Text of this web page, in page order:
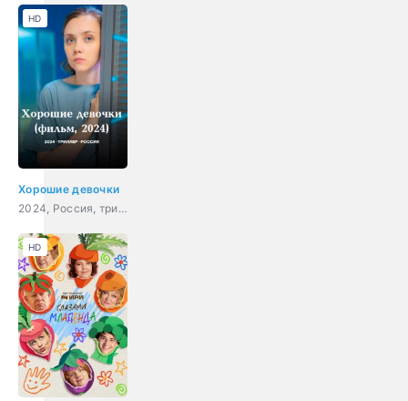
Хорошие девочки
2024, Россия, триллер
HD
HD